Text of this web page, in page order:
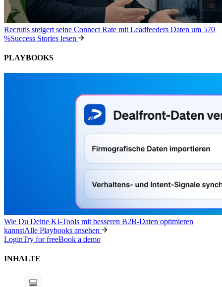
Recrutis steigert seine Connect Rate mit Leadfeeders Daten um 570
%Success Stories lesen
PLAYBOOKS
Wie Du Deine KI-Tools mit besseren B2B-Daten optimieren
kannstAlle Playbooks ansehen
LoginTry for freeBook a demo
INHALTE